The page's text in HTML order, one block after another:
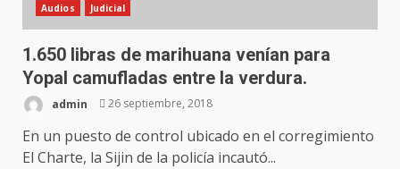
Audios Judicial
1.650 libras de marihuana venían para
Yopal camufladas entre la verdura.
admin 26 septiembre, 2018
En un puesto de control ubicado en el corregimiento
El Charte, la Sijin de la policía incautó...